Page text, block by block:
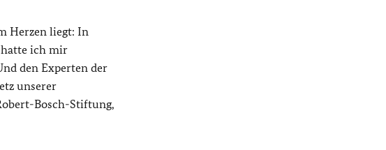
Herzen liegt: In
hatte ich mir
den Experten der
unserer
Bosch-Stiftung,